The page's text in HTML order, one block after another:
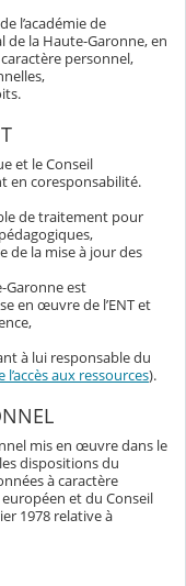
l’académie de
de la Haute-Garonne, en
personnel,
et le Conseil
en coresponsabilité.
de traitement pour
de la mise à jour des
Garonne est
en œuvre de l’ENT et
à lui responsable du
aux ressources).
mis en œuvre dans le
dispositions du
à caractère
et du Conseil
1978 relative à